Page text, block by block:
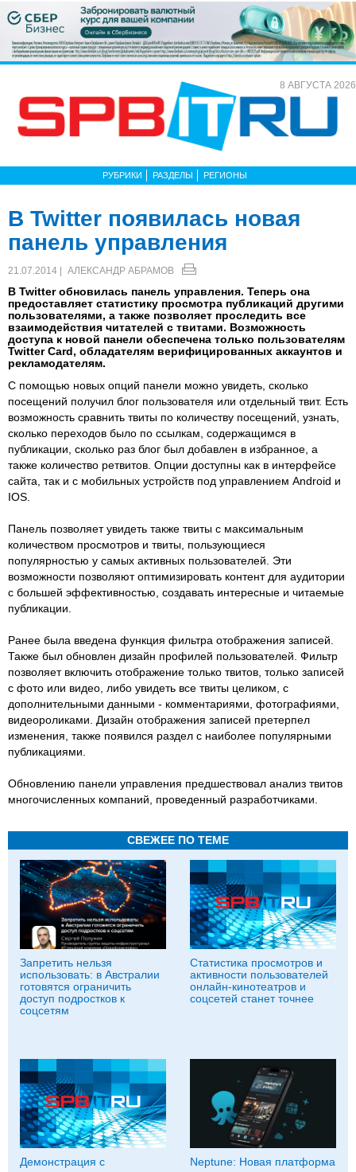
8 АВГУСТА 2026
РУБРИКИ РАЗДЕЛЫ РЕГИОНЫ
В Twitter появилась новая
панель управления
21.07.2014 | АЛЕКСАНДР АБРАМОВ
В Twitter обновилась панель управления. Теперь она
предоставляет статистику просмотра публикаций другими
пользователями, а также позволяет проследить все
взаимодействия читателей с твитами. Возможность
доступа к новой панели обеспечена только пользователям
Twitter Card, обладателям верифицированных аккаунтов и
рекламодателям.
С помощью новых опций панели можно увидеть, сколько
посещений получил блог пользователя или отдельный твит. Есть
возможность сравнить твиты по количеству посещений, узнать,
сколько переходов было по ссылкам, содержащимся в
публикации, сколько раз блог был добавлен в избранное, а
также количество ретвитов. Опции доступны как в интерфейсе
сайта, так и с мобильных устройств под управлением Android и
IOS.
Панель позволяет увидеть также твиты с максимальным
количеством просмотров и твиты, пользующиеся
популярностью у самых активных пользователей. Эти
возможности позволяют оптимизировать контент для аудитории
с большей эффективностью, создавать интересные и читаемые
публикации.
Ранее была введена функция фильтра отображения записей.
Также был обновлен дизайн профилей пользователей. Фильтр
позволяет включить отображение только твитов, только записей
с фото или видео, либо увидеть все твиты целиком, с
дополнительными данными - комментариями, фотографиями,
видеороликами. Дизайн отображения записей претерпел
изменения, также появился раздел с наиболее популярными
публикациями.
Обновлению панели управления предшествовал анализ твитов
многочисленных компаний, проведенный разработчиками.
СВЕЖЕЕ ПО ТЕМЕ
Запретить нельзя
использовать: в Австралии
готовятся ограничить
доступ подростков к
соцсетям
Статистика просмотров и
активности пользователей
онлайн-кинотеатров и
соцсетей станет точнее
Демонстрация с
Neptune: Новая платформа